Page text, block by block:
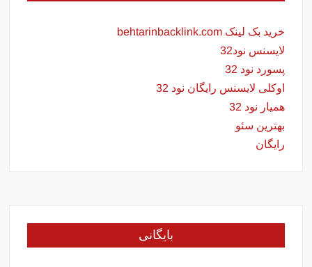
خرید بک لینک behtarinbacklink.com
لایسنس نود32
پسورد نود 32
اوکلی لایسنس رایگان نود 32
همیار نود 32
بهترین سئو
رایگان
بایگانی